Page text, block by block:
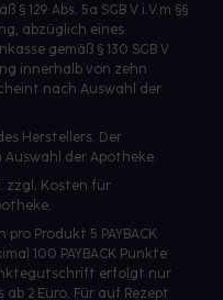
129 Abs. 5a SGB V i.V.m §§
abzüglich eines
gemäß § 130 SGB V
innerhalb von zehn
nach Auswahl der
Herstellers. Der
der Apotheke.
zzgl. Kosten für
Produkt 5 PAYBACK
100 PAYBACK Punkte
erfolgt nur
2 Euro. Für auf Rezept